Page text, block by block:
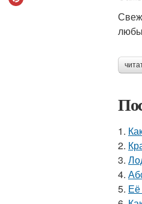
1.
2.
3.
4.
5. Её